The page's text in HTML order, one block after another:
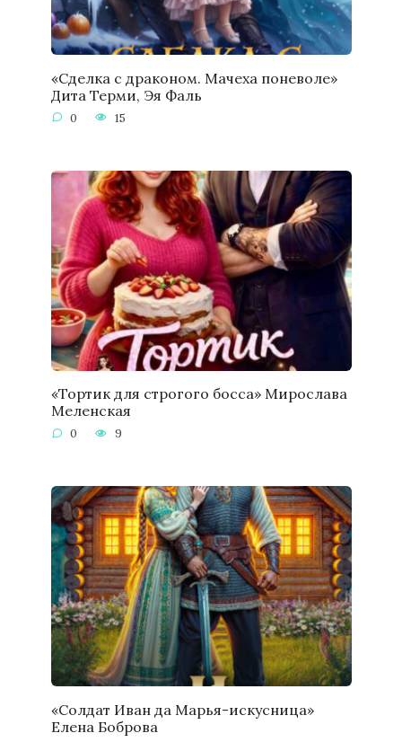
«Сделка с драконом. Мачеха поневоле»
Дита Терми, Эя Фаль
0 15
«Тортик для строгого босса» Мирослава
Меленская
0 9
«Солдат Иван да Марья-искусница»
Елена Боброва